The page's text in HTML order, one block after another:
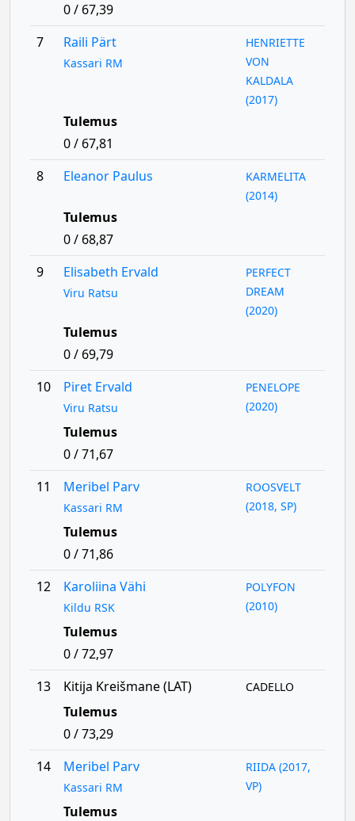
0 / 67,39
7
Raili Pärt
Kassari RM
HENRIETTE
VON
KALDALA
(2017)
Tulemus
0 / 67,81
8
Eleanor Paulus
KARMELITA
(2014)
Tulemus
0 / 68,87
9
Elisabeth Ervald
Viru Ratsu
PERFECT
DREAM
(2020)
Tulemus
0 / 69,79
10
Piret Ervald
Viru Ratsu
PENELOPE
(2020)
Tulemus
0 / 71,67
11
Meribel Parv
Kassari RM
ROOSVELT
(2018, SP)
Tulemus
0 / 71,86
12
Karoliina Vähi
Kildu RSK
POLYFON
(2010)
Tulemus
0 / 72,97
13
Kitija Kreišmane (LAT) CADELLO
Tulemus
0 / 73,29
14
Meribel Parv
Kassari RM
RIIDA (2017,
VP)
Tulemus